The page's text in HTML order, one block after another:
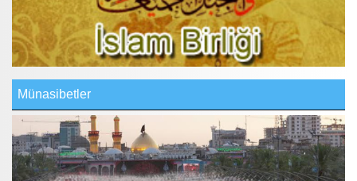
Münasibetler